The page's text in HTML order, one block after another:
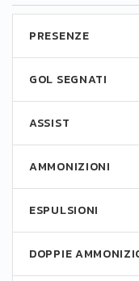
PRESENZE
GOL SEGNATI
ASSIST
AMMONIZIONI
ESPULSIONI
DOPPIE